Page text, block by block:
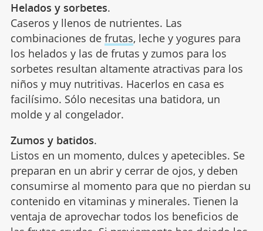
Helados y sorbetes.
Caseros y llenos de nutrientes. Las
combinaciones de frutas, leche y yogures para
los helados y las de frutas y zumos para los
sorbetes resultan altamente atractivas para los
niños y muy nutritivas. Hacerlos en casa es
facilísimo. Sólo necesitas una batidora, un
molde y al congelador.
Zumos y batidos.
Listos en un momento, dulces y apetecibles. Se
preparan en un abrir y cerrar de ojos, y deben
consumirse al momento para que no pierdan su
contenido en vitaminas y minerales. Tienen la
ventaja de aprovechar todos los beneficios de